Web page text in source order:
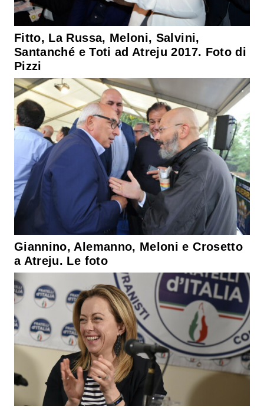
Fitto, La Russa, Meloni, Salvini,
Santanché e Toti ad Atreju 2017. Foto di
Pizzi
Giannino, Alemanno, Meloni e Crosetto
a Atreju. Le foto